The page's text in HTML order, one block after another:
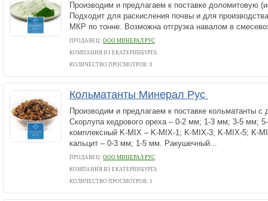
Производим и предлагаем к поставке доломитовую
Подходит для раскисления почвы и для
МКР по тонне. Возможна отгрузка навалом в
ПРОДАВЕЦ: ООО МИНЕРАЛ РУС
КОМПАНИЯ ИЗ ЕКАТЕРИНБУРГА
КОЛИЧЕСТВО ПРОСМОТРОВ: 0
Кольматанты Минерал Рус
Производим и предлагаем к поставке кольматанты с
Скорлупа кедрового ореха – 0-2 мм; 1-3 мм; 3-5 мм;
комплексный K-MIX – K-MIX-1; K-MIX-3; K-MIX-5; K-
кальцит – 0-3 мм; 1-5 мм. Ракушечный...
ПРОДАВЕЦ: ООО МИНЕРАЛ РУС
КОМПАНИЯ ИЗ ЕКАТЕРИНБУРГА
КОЛИЧЕСТВО ПРОСМОТРОВ: 1